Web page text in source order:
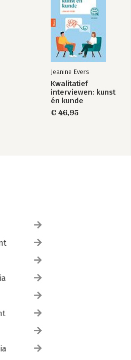
Jeanine Evers
Kwalitatief
interviewen: kunst
én kunde
€ 46,95